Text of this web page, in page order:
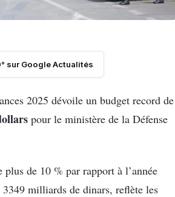
sur Google Actualités
2025 dévoile un budget record de
pour le ministère de la Défense
plus de 10 % par rapport à l’année
3349 milliards de dinars, reflète les